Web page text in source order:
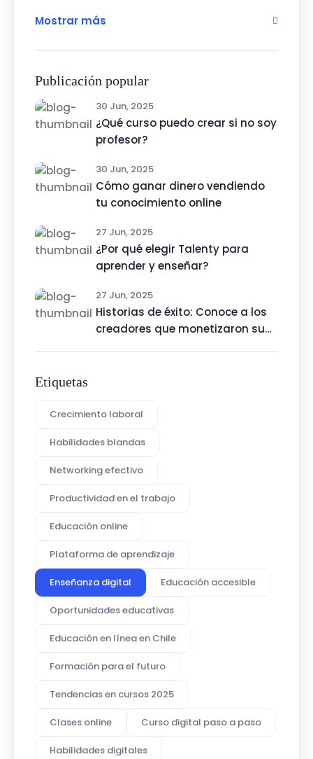
Mostrar más
Publicación popular
30 Jun, 2025
¿Qué curso puedo crear si no soy
profesor?
30 Jun, 2025
Cómo ganar dinero vendiendo
tu conocimiento online
27 Jun, 2025
¿Por qué elegir Talenty para
aprender y enseñar?
27 Jun, 2025
Historias de éxito: Conoce a los
creadores que monetizaron su
Etiquetas
Crecimiento laboral
Habilidades blandas
Networking efectivo
Productividad en el trabajo
Educación online
Plataforma de aprendizaje
Enseñanza digital Educación accesible
Oportunidades educativas
Educación en línea en Chile
Formación para el futuro
Tendencias en cursos 2025
Clases online Curso digital paso a paso
Habilidades digitales